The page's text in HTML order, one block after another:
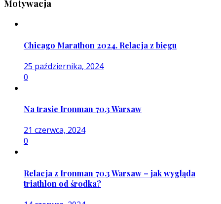
Motywacja
Chicago Marathon 2024. Relacja z biegu
25 października, 2024
0
Na trasie Ironman 70.3 Warsaw
21 czerwca, 2024
0
Relacja z Ironman 70.3 Warsaw – jak wygląda
triathlon od środka?